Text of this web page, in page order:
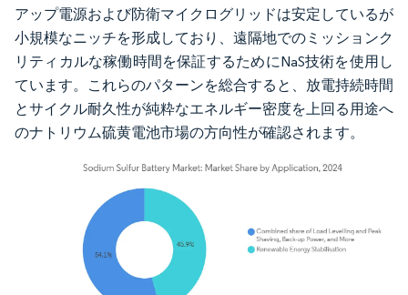
アップ電源および防衛マイクログリッドは安定しているが
小規模なニッチを形成しており、遠隔地でのミッションク
リティカルな稼働時間を保証するためにNaS技術を使用し
ています。これらのパターンを総合すると、放電持続時間
とサイクル耐久性が純粋なエネルギー密度を上回る用途へ
のナトリウム硫黄電池市場の方向性が確認されます。